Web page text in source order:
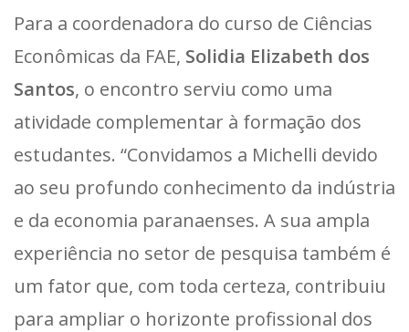
Para a coordenadora do curso de Ciências
Econômicas da FAE, Solidia Elizabeth dos
Santos, o encontro serviu como uma
atividade complementar à formação dos
estudantes. “Convidamos a Michelli devido
ao seu profundo conhecimento da indústria
e da economia paranaenses. A sua ampla
experiência no setor de pesquisa também é
um fator que, com toda certeza, contribuiu
para ampliar o horizonte profissional dos